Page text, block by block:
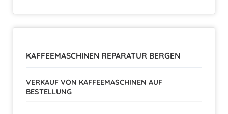
KAFFEEMASCHINEN REPARATUR BERGEN
VERKAUF VON KAFFEEMASCHINEN AUF
BESTELLUNG